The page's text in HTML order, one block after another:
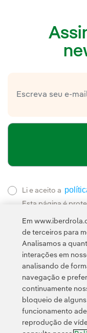
Li e aceito a
Esta página é
Contato Clientes
Política de cookies
Em
de terceiros para
Analisamos a
interações em
analisando de
navegação e
continuamente
bloqueio de
funcionamento
reprodução de